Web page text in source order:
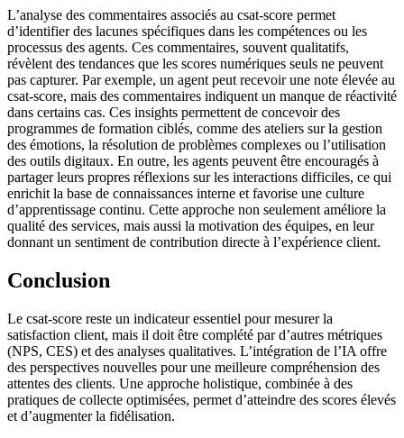
L’analyse des commentaires associés au csat-score permet
d’identifier des lacunes spécifiques dans les compétences ou les
processus des agents. Ces commentaires, souvent qualitatifs,
révèlent des tendances que les scores numériques seuls ne peuvent
pas capturer. Par exemple, un agent peut recevoir une note élevée au
csat-score, mais des commentaires indiquent un manque de réactivité
dans certains cas. Ces insights permettent de concevoir des
programmes de formation ciblés, comme des ateliers sur la gestion
des émotions, la résolution de problèmes complexes ou l’utilisation
des outils digitaux. En outre, les agents peuvent être encouragés à
partager leurs propres réflexions sur les interactions difficiles, ce qui
enrichit la base de connaissances interne et favorise une culture
d’apprentissage continu. Cette approche non seulement améliore la
qualité des services, mais aussi la motivation des équipes, en leur
donnant un sentiment de contribution directe à l’expérience client.
Conclusion
Le csat-score reste un indicateur essentiel pour mesurer la
satisfaction client, mais il doit être complété par d’autres métriques
(NPS, CES) et des analyses qualitatives. L’intégration de l’IA offre
des perspectives nouvelles pour une meilleure compréhension des
attentes des clients. Une approche holistique, combinée à des
pratiques de collecte optimisées, permet d’atteindre des scores élevés
et d’augmenter la fidélisation.